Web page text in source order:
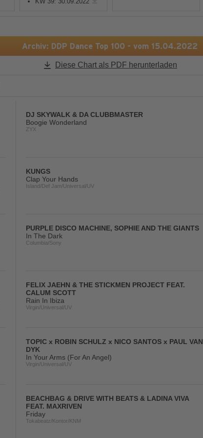
Archiv: DDP Dance Top 100 - vom 15.04.2022
Diese Chart als PDF herunterladen
DJ SKYWALK & DA CLUBBMASTER
Boogie Wonderland
ZYX
KUNGS
Clap Your Hands
Island/Def Jam/Universal/UV
PURPLE DISCO MACHINE, SOPHIE AND THE GIANTS
In The Dark
Columbia/Sony
FELIX JAEHN & THE STICKMEN PROJECT FEAT.
CALUM SCOTT
Rain In Ibiza
Virgin/Universal/UV
TOPIC x ROBIN SCHULZ x NICO SANTOS x PAUL VAN
DYK
In Your Arms (For An Angel)
Virgin/Universal/UV
BEACHBAG & DRIVE WITH BEATS & LADINA VIVA
FEAT. MAXRIVEN
Friday
Tokabeatz/Kontor/KNM